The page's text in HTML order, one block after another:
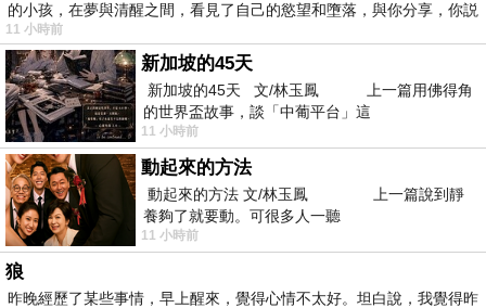
的小孩，在夢與清醒之間，看見了自己的慾望和墮落，與你分享，你説
11 小時前
新加坡的45天
新加坡的45天 文/林玉鳳 上一篇用佛得角
的世界盃故事，談「中葡平台」這
11 小時前
動起來的方法
動起來的方法 文/林玉鳳 上一篇說到靜
養夠了就要動。可很多人一聽
11 小時前
狼
昨晚經歷了某些事情，早上醒來，覺得心情不太好。坦白說，我覺得昨